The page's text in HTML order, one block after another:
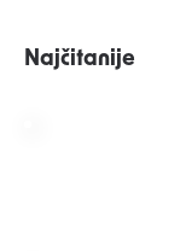
Najčitanije